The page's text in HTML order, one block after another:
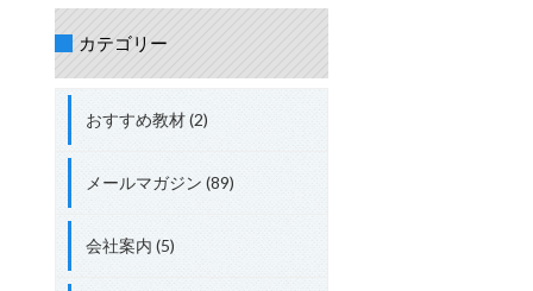
（正常）配賦額 = 予定（正常）配賦率
× 実際操業度。 実際発生額との差額が
配賦差異。 差異の処理方法 実際発生額
が予定額を上回る場合、追加コストと
して借方差異（不利差異）。 実際発生
額が予定額を下回る場合、コスト節約
れる場合：「手形借入金」 具体例 200
座預金に入金された場合： 借方：当座
+ 2,000,000円 総勘定元帳への転記 資
産：「当座預金 + 2,000,000円」 負
類 資産勘定に分類される。 実際の支出
る。 仮払金の定義 支出金額や内容が確
定していない場合に一時的に支払う際
に使用する勘定科目。 支出内容が確定
した時点で精算処理を行い、仮払金は
解消される。 短期間で精算されること
が前提。 関連する勘定科目 現金や仮受
使用例 例: 出張費が確定しない場合、
社員に2,000円を仮払金として渡し、
カテゴリー
おすすめ教材 (2)
メールマガジン (89)
会社案内 (5)